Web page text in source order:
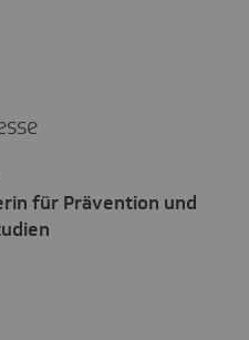
für Prävention und